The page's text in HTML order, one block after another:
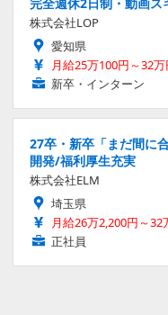
株式会社LOP
愛知県
月給25万100円～32万
新卒・インターン
27卒・新卒「まだ間に
開発/福利厚生充実
株式会社ELM
埼玉県
月給26万2,200円～32
正社員